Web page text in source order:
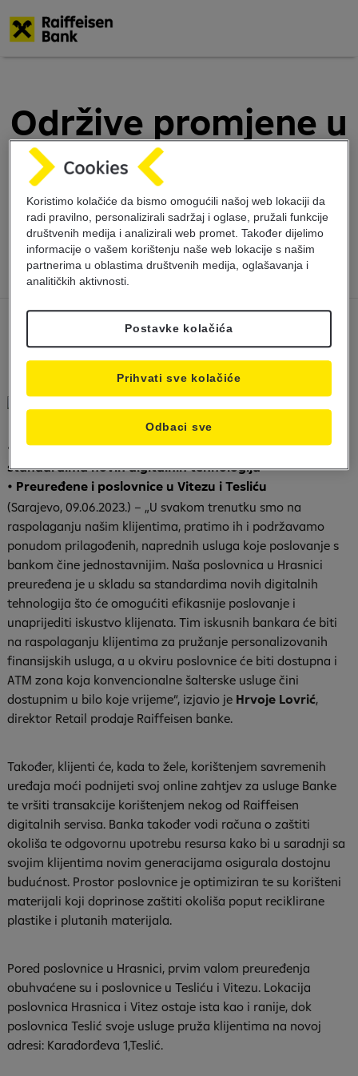
Održive promjene u
cilju većeg
zadovoljstva
klijenata
• Poslovnica u Hrasnici preuređena u skladu sa
standardima novih digitalnih tehnologija
• Preuređene i poslovnice u Vitezu i Tesliću
(Sarajevo, 09.06.2023.) – „U svakom trenutku smo na
raspolaganju našim klijentima, pratimo ih i podržavamo
ponudom prilagođenih, naprednih usluga koje poslovanje s
bankom čine jednostavnijim. Naša poslovnica u Hrasnici
preuređena je u skladu sa standardima novih digitalnih
tehnologija što će omogućiti efikasnije poslovanje i
unaprijediti iskustvo klijenata. Tim iskusnih bankara će biti
na raspolaganju klijentima za pružanje personalizovanih
finansijskih usluga, a u okviru poslovnice će biti dostupna i
ATM zona koja konvencionalne šalterske usluge čini
dostupnim u bilo koje vrijeme“, izjavio je Hrvoje Lovrić,
direktor Retail prodaje Raiffeisen banke.
Također, klijenti će, kada to žele, korištenjem savremenih
uređaja moći podnijeti svoj online zahtjev za usluge Banke
te vršiti transakcije korištenjem nekog od Raiffeisen
digitalnih servisa. Banka također vodi računa o zaštiti
okoliša te odgovornu upotrebu resursa kako bi u saradnji sa
svojim klijentima novim generacijama osigurala dostojnu
budućnost. Prostor poslovnice je optimiziran te su korišteni
materijali koji doprinose zaštiti okoliša poput reciklirane
plastike i plutanih materijala.
Pored poslovnice u Hrasnici, prvim valom preuređenja
obuhvaćene su i poslovnice u Tesliću i Vitezu. Lokacija
poslovnica Hrasnica i Vitez ostaje ista kao i ranije, dok
poslovnica Teslić svoje usluge pruža klijentima na novoj
adresi: Karađorđeva 1,Teslić.
Koristimo kolačiće da bismo omogućili našoj web lokaciji da
radi pravilno, personalizirali sadržaj i oglase, pružali funkcije
društvenih medija i analizirali web promet. Također dijelimo
informacije o vašem korištenju naše web lokacije s našim
partnerima u oblastima društvenih medija, oglašavanja i
analitičkih aktivnosti.
Postavke kolačića
Odbaci sve
Prihvati sve kolačiće